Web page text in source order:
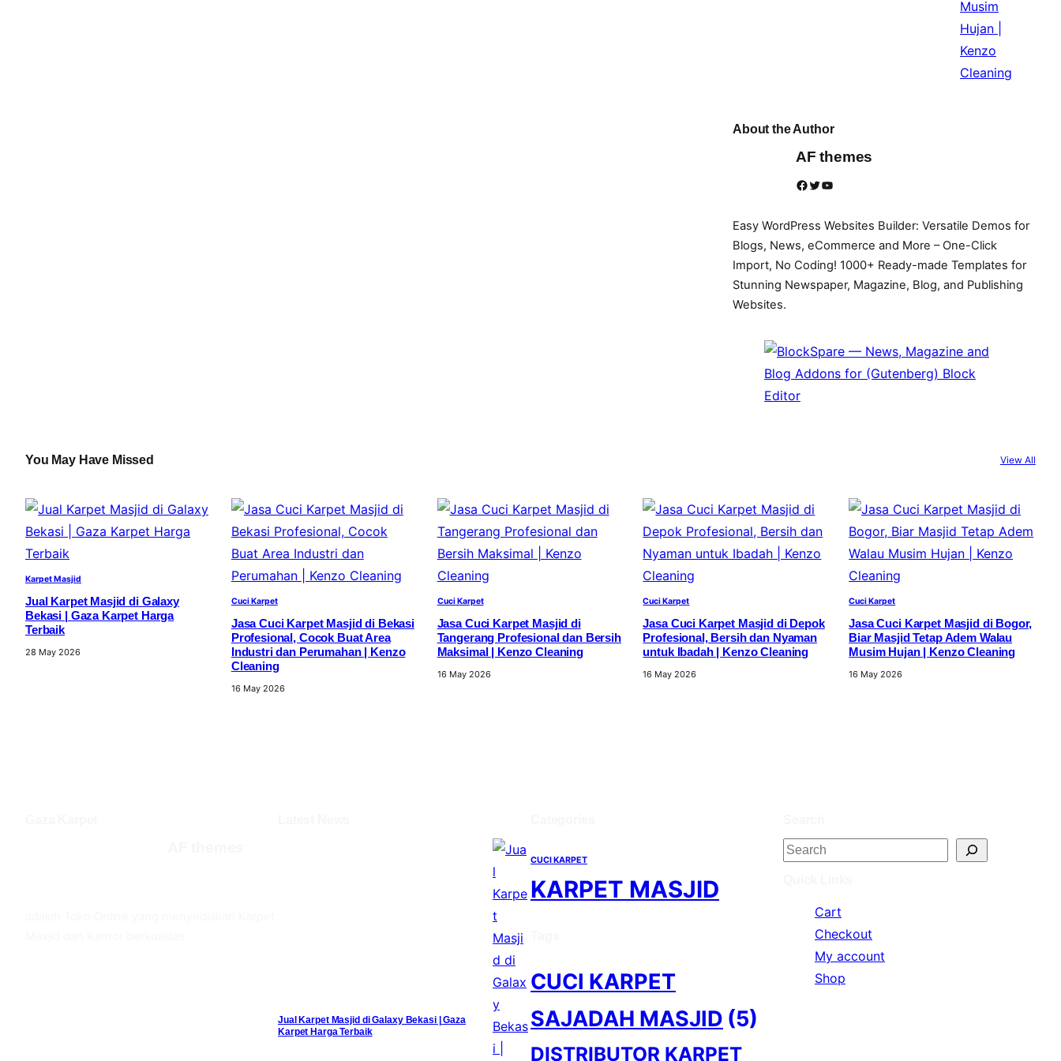
About the Author
AF themes
Facebook Twitter YouTube
Easy WordPress Websites Builder: Versatile Demos for
Blogs, News, eCommerce and More – One-Click
Import, No Coding! 1000+ Ready-made Templates for
Stunning Newspaper, Magazine, Blog, and Publishing
Websites.
You May Have Missed View All
Karpet Masjid
Jual Karpet Masjid di Galaxy
Bekasi | Gaza Karpet Harga
Terbaik
28 May 2026
Cuci Karpet
Jasa Cuci Karpet Masjid di Bekasi
Profesional, Cocok Buat Area
Industri dan Perumahan | Kenzo
Cleaning
16 May 2026
Cuci Karpet
Jasa Cuci Karpet Masjid di
Tangerang Profesional dan Bersih
Maksimal | Kenzo Cleaning
16 May 2026
Cuci Karpet
Jasa Cuci Karpet Masjid di Depok
Profesional, Bersih dan Nyaman
untuk Ibadah | Kenzo Cleaning
16 May 2026
Cuci Karpet
Jasa Cuci Karpet Masjid di Bogor,
Biar Masjid Tetap Adem Walau
Musim Hujan | Kenzo Cleaning
16 May 2026
Jual Karpet Masjid di Galaxy Bekasi | Gaza
Karpet Harga Terbaik
CUCI KARPET
KARPET MASJID
CUCI KARPET
SAJADAH MASJID (5)
DISTRIBUTOR KARPET
S
Cart
Checkout
My account
Shop